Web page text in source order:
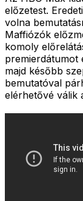
előzetest.
volna
Maffiózók
komoly
premierdátumot
majd később
bemutatóval
elérhetővé válik